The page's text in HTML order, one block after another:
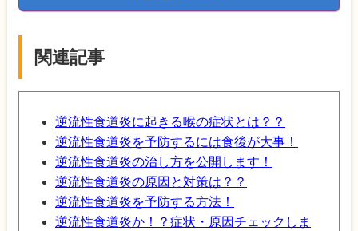
関連記事
逆流性食道炎に起きる喉の症状とは？？
逆流性食道炎を予防するには食後が大事！
逆流性食道炎の治し方を公開します！
逆流性食道炎の原因と対策は？？
逆流性食道炎を予防する方法！
逆流性食道炎か！？症状・原因チェックしま